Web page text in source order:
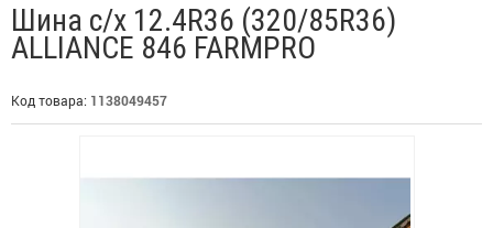
Шина с/х 12.4R36 (320/85R36)
ALLIANCE 846 FARMPRO
Код товара: 1138049457